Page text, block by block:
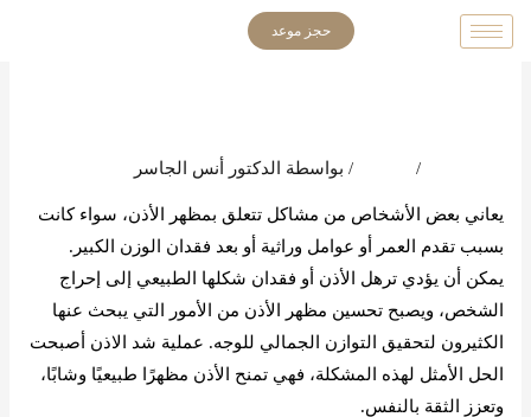
تخطي
إلى
حجز موعد
/ / بواسطة الدكتور أنس الجاسر
يعاني بعض الأشخاص من مشاكل تتعلق بمظهر الأذن، سواء كانت
بسبب تقدم العمر أو عوامل وراثية أو بعد فقدان الوزن الكبير.
يمكن أن يؤدي ترهل الأذن أو فقدان شكلها الطبيعي إلى إحراج
الشخص، ويصبح تحسين مظهر الأذن من الأمور التي يبحث عنها
الكثيرون لتحقيق التوازن الجمالي للوجه. عملية شد الاذن أصبحت
الحل الأمثل لهذه المشكلة، فهي تمنح الأذن مظهرًا طبيعيًا وشابًا،
وتعزز الثقة بالنفس.